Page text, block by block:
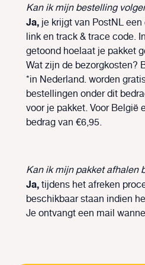
Kan ik mijn bestelling
Ja,je krijgt van PostNL
link en track & trace code.
getoond hoelaat je pakket
Wat zijn de bezorgkosten?
*in Nederland. worden
bestellingen onder dit
voor je pakket. Voor België
bedrag van €6,95.
Kan ik mijn pakket afhalen
Ja,tijdens het afreken
beschikbaar staan indien
Je ontvangt een mail